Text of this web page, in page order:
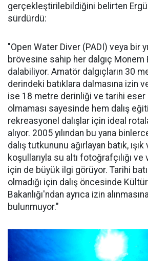
gerçekleştirilebildiğini belirten
sürdürdü:
"Open Water Diver (PADI) veya bir
brövesine sahip her dalgıç Monem
dalabiliyor. Amatör dalgıçların 30
derindeki batıklara dalmasına izin
ise 18 metre derinliği ve tarihi
olmaması sayesinde hem dalış
rekreasyonel dalışlar için ideal
alıyor. 2005 yılından bu yana
dalış tutkununu ağırlayan batık,
koşullarıyla su altı fotoğrafçılığı
için de büyük ilgi görüyor. Tarihi
olmadığı için dalış öncesinde
Bakanlığı'ndan ayrıca izin
bulunmuyor."